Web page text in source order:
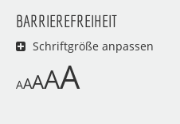
BARRIEREFREIHEIT
Schriftgröße anpassen
AAAAA